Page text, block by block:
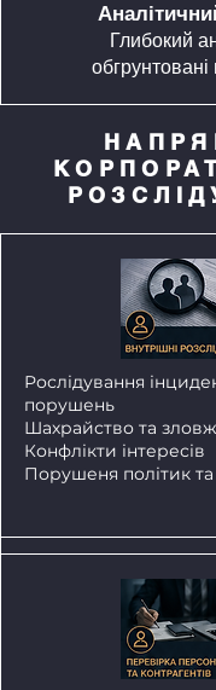
Глибокий
Рослідування
порушень
Шахрайство та
Конфлікти інтересів
Порушеня політик